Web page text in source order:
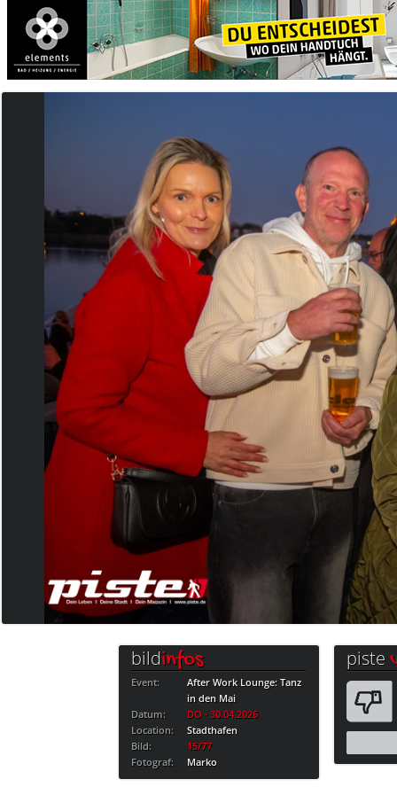
bildinfos
Event:
After Work Lounge: Tanz
in den Mai
Datum:
DO · 30.04.2026
Location:
Stadthafen
Bild:
15/77
Fotograf:
Marko
piste